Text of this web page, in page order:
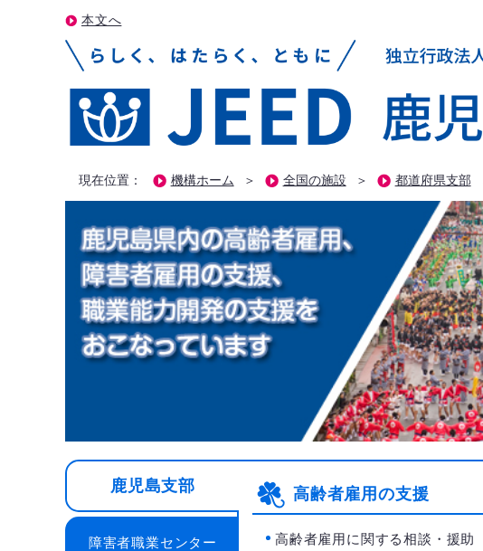
本文へ
現在位置： 機構ホーム ＞ 全国の施設 ＞ 都道府県支部
鹿児島支部
障害者職業センター
高齢者雇用の支援
高齢者雇用に関する相談・援助